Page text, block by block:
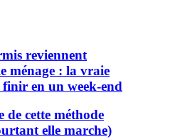
reviennent
ménage : la vraie
en un week-end
de cette méthode
elle marche)